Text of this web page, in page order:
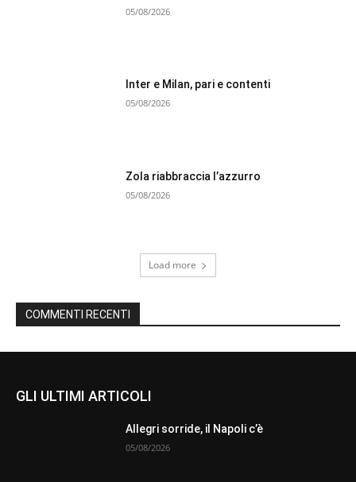
05/08/2026
Inter e Milan, pari e contenti
05/08/2026
Zola riabbraccia l’azzurro
05/08/2026
Load more
COMMENTI RECENTI
GLI ULTIMI ARTICOLI
Allegri sorride, il Napoli c’è
05/08/2026